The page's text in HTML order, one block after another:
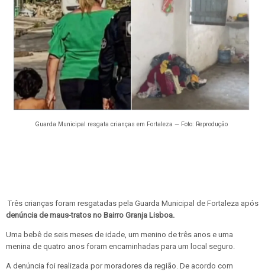
Guarda Municipal resgata crianças em Fortaleza — Foto: Reprodução
Três crianças foram resgatadas pela Guarda Municipal de Fortaleza após
denúncia de maus-tratos no Bairro Granja Lisboa.
Uma bebê de seis meses de idade, um menino de três anos e uma
menina de quatro anos foram encaminhadas para um local seguro.
A denúncia foi realizada por moradores da região. De acordo com